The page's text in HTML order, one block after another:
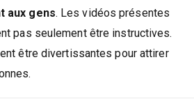
aux gens. Les vidéos présentes
pas seulement être instructives.
être divertissantes pour attirer